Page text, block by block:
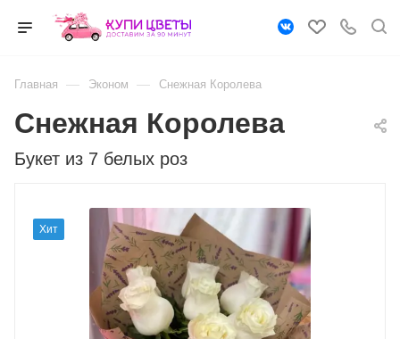
Главная — Эконом — Снежная Королева
Букет из 7 белых роз
Снежная Королева
Хит